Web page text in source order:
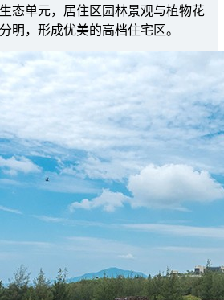
态单元，居住区园林景观与植物花
明，形成优美的高档住宅区。